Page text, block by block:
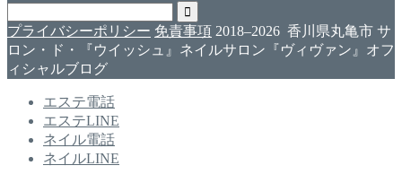
プライバシーポリシー 免責事項 2018–2026 香川県丸亀市 サ
ロン・ド・『ウイッシュ』ネイルサロン『ヴィヴァン』オフ
ィシャルブログ
エステ電話
エステLINE
ネイル電話
ネイルLINE